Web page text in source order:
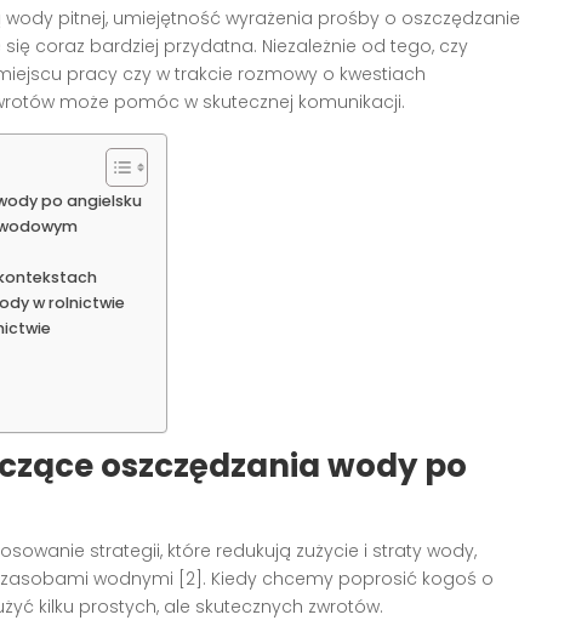
pitnej, umiejętność wyrażenia prośby o oszczędzanie
coraz bardziej przydatna. Niezależnie od tego, czy
pracy czy w trakcie rozmowy o kwestiach
może pomóc w skutecznej komunikacji.
po angielsku
w rolnictwie
oszczędzania wody po
strategii, które redukują zużycie i straty wody,
wodnymi [2]. Kiedy chcemy poprosić kogoś o
kilku prostych, ale skutecznych zwrotów.